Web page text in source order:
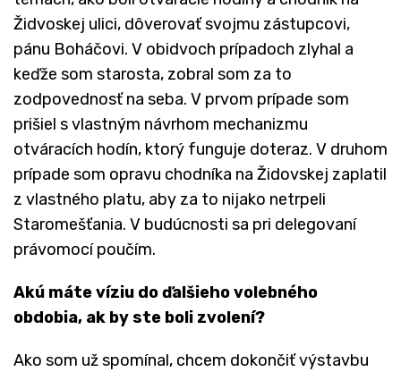
Židvoskej ulici, dôverovať svojmu zástupcovi,
pánu Boháčovi. V obidvoch prípadoch zlyhal a
keďže som starosta, zobral som za to
zodpovednosť na seba. V prvom prípade som
prišiel s vlastným návrhom mechanizmu
otváracích hodín, ktorý funguje doteraz. V druhom
prípade som opravu chodníka na Židovskej zaplatil
z vlastného platu, aby za to nijako netrpeli
Staromešťania. V budúcnosti sa pri delegovaní
právomocí poučím.
Akú máte víziu do ďalšieho volebného
obdobia, ak by ste boli zvolení?
Ako som už spomínal, chcem dokončiť výstavbu